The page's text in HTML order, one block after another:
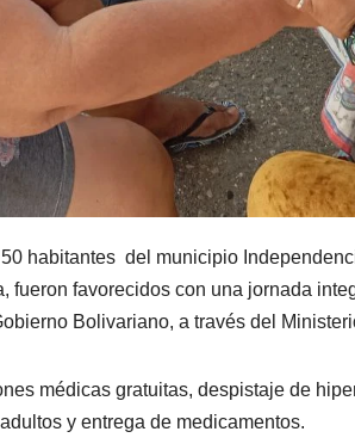
habitantes del municipio
fueron favorecidos con una jornada
Bolivariano, a través del
médicas gratuitas, despistaje de
y entrega de medicamentos.